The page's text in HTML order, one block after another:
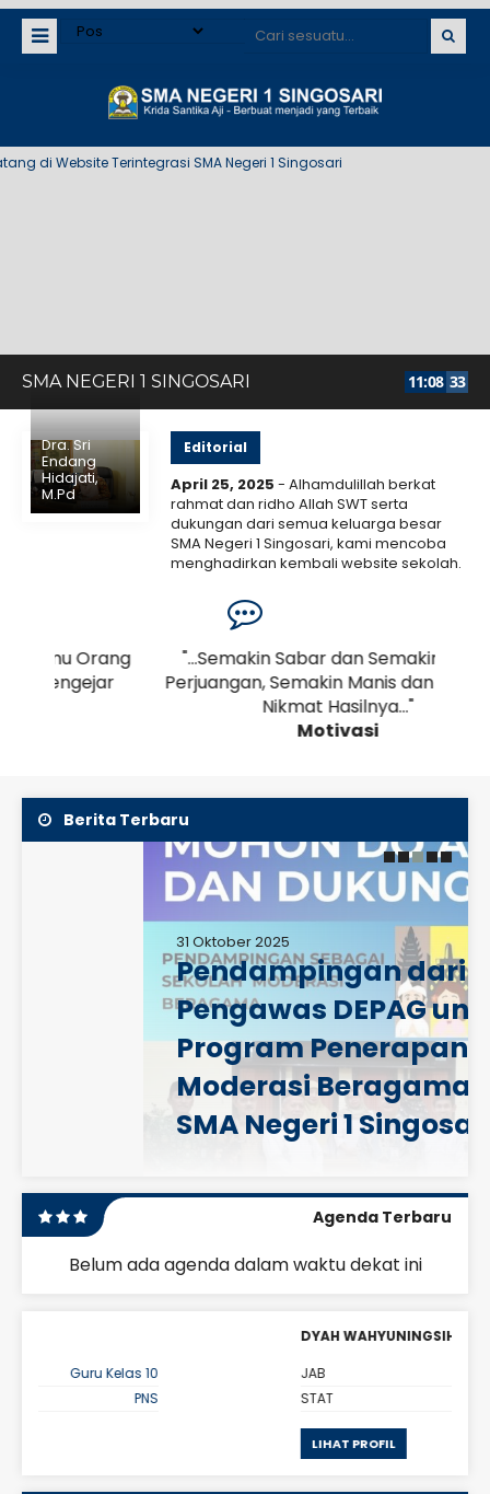
Website Terintegrasi SMA Negeri 1 Singosari
SMA NEGERI 1 SINGOSARI 11:08 33
Dra. Sri
Endang
Hidajati,
M.Pd
Editorial
April 25, 2025 - Alhamdulillah berkat
rahmat dan ridho Allah SWT serta
dukungan dari semua keluarga besar
SMA Negeri 1 Singosari, kami mencoba
menghadirkan kembali website sekolah.
banyak..Selengkapnya
"...Semakin Sabar dan Semakin Berat
Perjuangan, Semakin Manis dan Semakin
Nikmat Hasilnya..."
Berita Terbaru
Pendampingan dari
Pengawas DEPAG untuk
Program Penerapan
Moderasi Beragama di
SMA Negeri 1 Singosari
Agenda Terbaru
Belum ada agenda dalam waktu dekat ini
DYAH WAHYUNINGSIH, S.Pd